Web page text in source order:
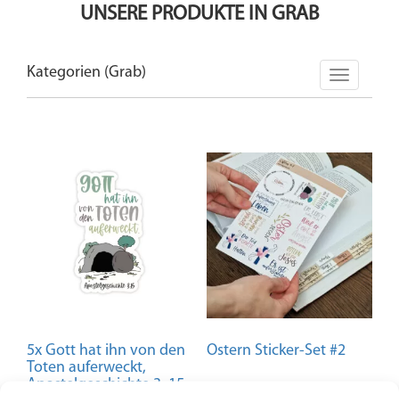
UNSERE PRODUKTE IN GRAB
Kategorien (Grab)
5x Gott hat ihn von den
Toten auferweckt,
Apostelgeschichte 3, 15
Ostern Sticker-Set #2